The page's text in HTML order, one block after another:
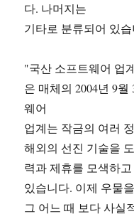
다. 나머지는
기타로 분류되어 있
"국산 소프트웨어 업
은 매체의 2004년 9
웨어
업계는 작금의 여러
해외의 선진 기술을
력과 제휴를 모색하고
있습니다. 이제 우물
그 어느 때 보다 사실